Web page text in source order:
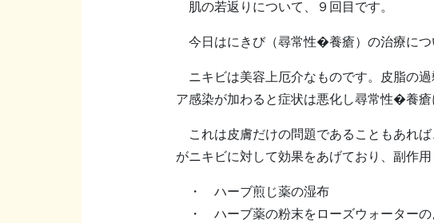
肌の若返りについて、９回目です。
今日はにきび（尋常性�養瘡）の治療につ
ニキビは美容上厄介なものです。皮脂の
ア感染が加わると症状は悪化し尋常性�養瘡
これは皮膚だけの問題であることもあれ
がニキビに対して効果をあげており、副作
・ ハーブ煎じ薬の湿布
・ ハーブ薬の粉末をローズウォーターの